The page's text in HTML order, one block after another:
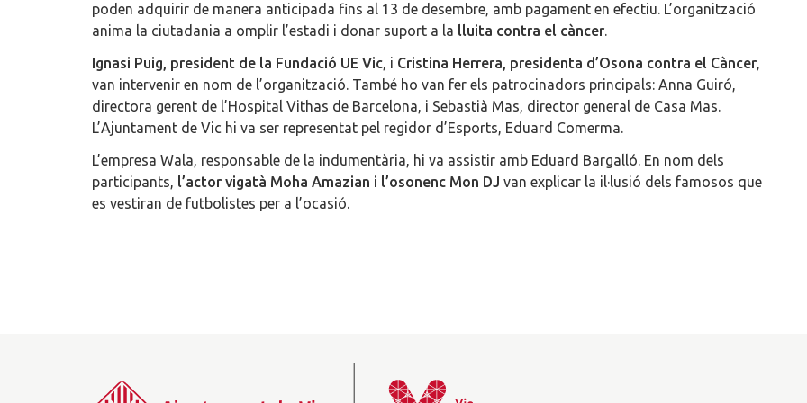
poden adquirir de manera anticipada fins al 13 de desembre, amb pagament en efectiu. L’organització
anima la ciutadania a omplir l’estadi i donar suport a la lluita contra el càncer.
Ignasi Puig, president de la Fundació UE Vic, i Cristina Herrera, presidenta d’Osona contra el Càncer,
van intervenir en nom de l’organització. També ho van fer els patrocinadors principals: Anna Guiró,
directora gerent de l’Hospital Vithas de Barcelona, i Sebastià Mas, director general de Casa Mas.
L’Ajuntament de Vic hi va ser representat pel regidor d’Esports, Eduard Comerma.
L’empresa Wala, responsable de la indumentària, hi va assistir amb Eduard Bargalló. En nom dels
participants, l’actor vigatà Moha Amazian i l’osonenc Mon DJ van explicar la il·lusió dels famosos que
es vestiran de futbolistes per a l’ocasió.